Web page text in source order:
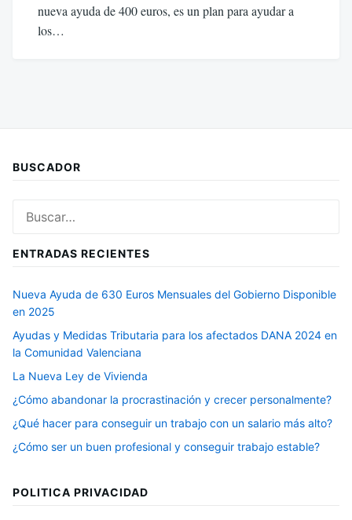
nueva ayuda de 400 euros, es un plan para ayudar a
los…
BUSCADOR
ENTRADAS RECIENTES
Nueva Ayuda de 630 Euros Mensuales del Gobierno Disponible
en 2025
Ayudas y Medidas Tributaria para los afectados DANA 2024 en
la Comunidad Valenciana
La Nueva Ley de Vivienda
¿Cómo abandonar la procrastinación y crecer personalmente?
¿Qué hacer para conseguir un trabajo con un salario más alto?
¿Cómo ser un buen profesional y conseguir trabajo estable?
POLITICA PRIVACIDAD